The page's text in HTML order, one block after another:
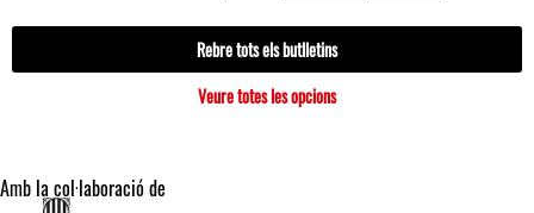
Rebre tots els butlletins
Veure totes les opcions
Amb la col·laboració de